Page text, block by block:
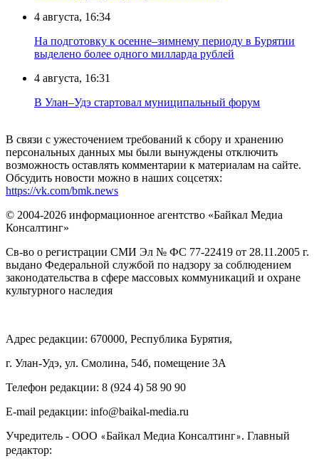
4 августа, 16:34
На подготовку к осенне–зимнему периоду в Бурятии
выделено более одного милларда рублей
4 августа, 16:31
В Улан–Удэ стартовал муниципальный форум
В связи с ужесточением требований к сбору и хранению
персональных данных мы были вынуждены отключить
возможность оставлять комментарии к материалам на сайте.
Обсудить новости можно в наших соцсетях:
https://vk.com/bmk.news
© 2004-2026 информационное агентство «Байкал Медиа
Консалтинг»
Св-во о регистрации СМИ Эл № ФС 77-22419 от 28.11.2005 г.
выдано Федеральной службой по надзору за соблюдением
законодательства в сфере массовых коммуникаций и охране
культурного наследия
Адрес редакции: 670000, Республика Бурятия,
г. Улан-Удэ, ул. Смолина, 54б, помещение 3А
Телефон редакции: ‎‎8 (924 4) 58 90 90
E-mail редакции: info@baikal-media.ru
Учредитель - ООО «Байкал Медиа Консалтинг». Главный
редактор: